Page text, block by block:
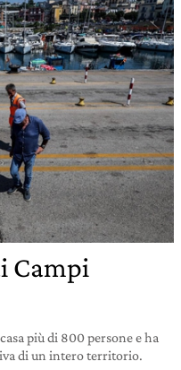
Campi
più di 800 persone e ha
di un intero territorio.